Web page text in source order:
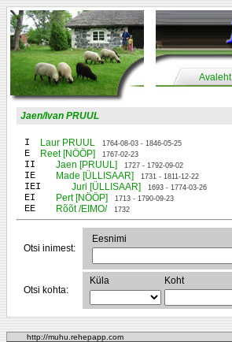
Avaleht
Jaen/Ivan PRUUL
I Laur PRUUL 1764-08-03 - 1846-05-25
E Reet [NÖÖP] 1767-02-23
II Jaen [PRUUL] 1727 - 1792-09-02
IE Made [ÜLLISAAR] 1731 - 1811-12-22
IEI Juri [ÜLLISAAR] 1693 - 1774-03-26
EI Pert [NÖÖP] 1713 - 1790-09-23
EE Rõõt /EIMO/ 1732
Otsi inimest:
Eesnimi
Otsi kohta:
Küla Koht
http://muhu.rehepapp.com